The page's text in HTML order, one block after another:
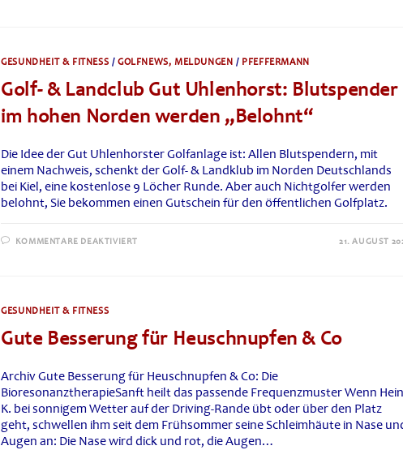
DEN
ROUGHS
GOLFANLAGEN
GESUNDHEIT & FITNESS /GOLFNEWS, MELDUNGEN / PFEFFERMANN
Golf- & Landclub Gut Uhlenhorst: Blutspender
im hohen Norden werden „Belohnt“
Die Idee der Gut Uhlenhorster Golfanlage ist: Allen Blutspendern, mit
einem Nachweis, schenkt der Golf- & Landklub im Norden Deutschlands
bei Kiel, eine kostenlose 9 Löcher Runde. Aber auch Nichtgolfer werden
belohnt, Sie bekommen einen Gutschein für den öffentlichen Golfplatz.
KOMMENTARE DEAKTIVIERT
NORDEN
WERDEN
21. AUGUST
GESUNDHEIT & FITNESS
Gute Besserung für Heuschnupfen & Co
Archiv Gute Besserung für Heuschnupfen & Co: Die
BioresonanztherapieSanft heilt das passende Frequenzmuster Wenn
K. bei sonnigem Wetter auf der Driving-Rande übt oder über den Platz
geht, schwellen ihm seit dem Frühsommer seine Schleimhäute in Nase
Augen an: Die Nase wird dick und rot, die Augen…